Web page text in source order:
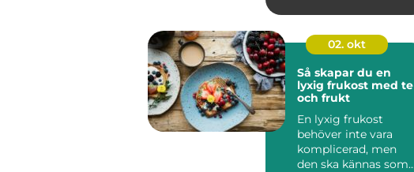
02. okt
Så skapar du en
lyxig frukost med te
och frukt
En lyxig frukost
behöver inte vara
komplicerad, men
den ska kännas som